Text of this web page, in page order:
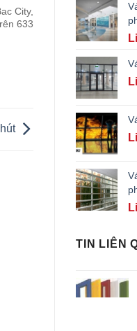
City,
633
TIN LIÊN